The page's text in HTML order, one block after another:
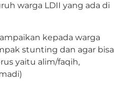
warga LDII yang ada di
kepada warga
stunting dan agar bisa
yaitu alim/faqih,